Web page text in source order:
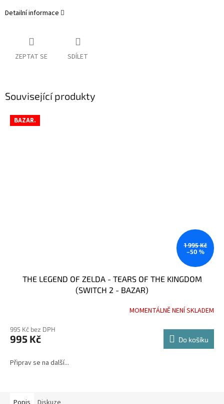
Detailní informace
ZEPTAT SE SDÍLET
Související produkty
BAZAR.
1 995 Kč
–50 %
THE LEGEND OF ZELDA - TEARS OF THE KINGDOM
(SWITCH 2 - BAZAR)
MOMENTÁLNĚ NENÍ SKLADEM
995 Kč bez DPH
995 Kč Do košíku
Připrav se na další...